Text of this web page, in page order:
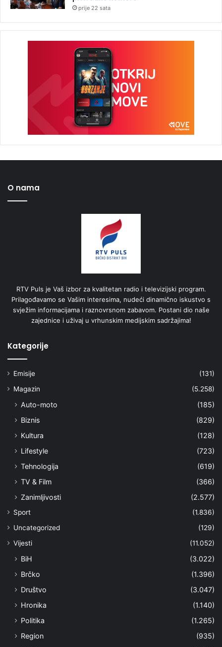
prije 22 sata
O nama
RTV Puls je Vaš izbor za kvalitetan radio i televizijski program.
Prilagođavamo se Vašim interesima, nudeći dinamično iskustvo s
svježim informacijama i raznovrsnom zabavom. Postani dio naše
zajednice i uživaj u vrhunskim medijskim sadržajima!
Kategorije
Emisije
(131)
Magazin
(5.258)
Auto-moto
(185)
Biznis
(829)
Kultura
(128)
Lifestyle
(723)
Tehnologija
(619)
TV & Film
(366)
Zanimljivosti
(2.577)
Sport
(1.836)
Uncategorized
(129)
Vijesti
(11.052)
BiH
(3.022)
Brčko
(1.396)
Društvo
(3.047)
Hronika
(1.140)
Politika
(1.265)
Region
(935)